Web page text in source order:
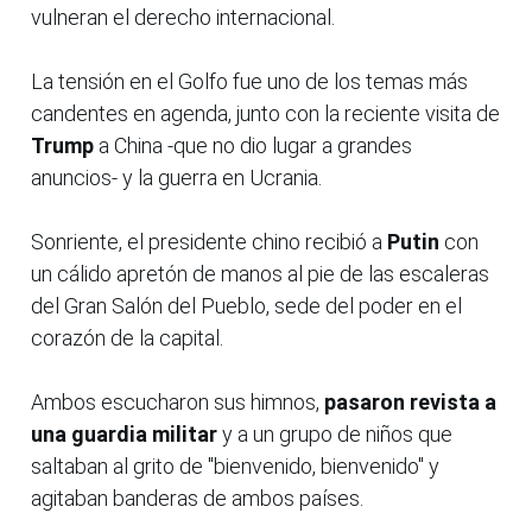
vulneran el derecho internacional.
La tensión en el Golfo fue uno de los temas más
candentes en agenda, junto con la reciente visita de
Trump a China -que no dio lugar a grandes
anuncios- y la guerra en Ucrania.
Sonriente, el presidente chino recibió a Putin con
un cálido apretón de manos al pie de las escaleras
del Gran Salón del Pueblo, sede del poder en el
corazón de la capital.
Ambos escucharon sus himnos, pasaron revista a
una guardia military a un grupo de niños que
saltaban al grito de "bienvenido, bienvenido" y
agitaban banderas de ambos países.